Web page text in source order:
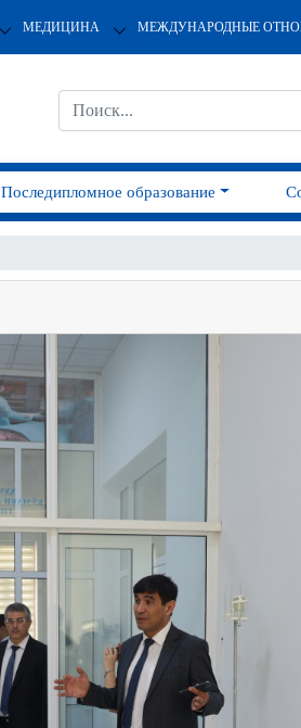
МЕДИЦИНА МЕЖДУНАРОДНЫЕ
Последипломное образование